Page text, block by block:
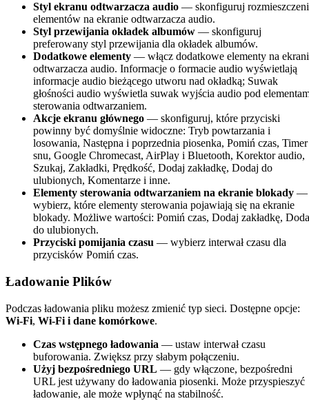
Styl ekranu odtwarzacza audio — skonfiguruj
elementów na ekranie odtwarzacza audio.
Styl przewijania okładek albumów — skonfiguruj
preferowany styl przewijania dla okładek albumów.
Dodatkowe elementy — włącz dodatkowe elementy na
odtwarzacza audio. Informacje o formacie audio wyświetlają
informacje audio bieżącego utworu nad okładką; Suwak
głośności audio wyświetla suwak wyjścia audio pod
sterowania odtwarzaniem.
Akcje ekranu głównego — skonfiguruj, które przyciski
powinny być domyślnie widoczne: Tryb powtarzania i
losowania, Następna i poprzednia piosenka, Pomiń czas, Timer
snu, Google Chromecast, AirPlay i Bluetooth, Korektor audio,
Szukaj, Zakładki, Prędkość, Dodaj zakładkę, Dodaj do
ulubionych, Komentarze i inne.
Elementy sterowania odtwarzaniem na ekranie blokady —
wybierz, które elementy sterowania pojawiają się na ekranie
blokady. Możliwe wartości: Pomiń czas, Dodaj zakładkę,
do ulubionych.
Przyciski pomijania czasu — wybierz interwał czasu dla
przycisków Pomiń czas.
Ładowanie Plików
Podczas ładowania pliku możesz zmienić typ sieci. Dostępne opcje:
Wi-Fi, Wi-Fi i dane komórkowe.
Czas wstępnego ładowania — ustaw interwał czasu
buforowania. Zwiększ przy słabym połączeniu.
Użyj bezpośredniego URL — gdy włączone, bezpośredni
URL jest używany do ładowania piosenki. Może przyspieszyć
ładowanie, ale może wpłynąć na stabilność.